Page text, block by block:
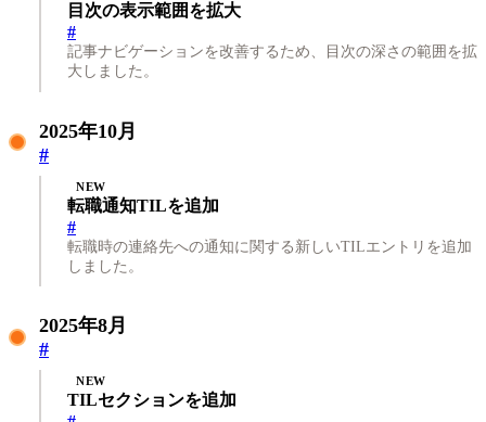
目次の表示範囲を拡大
#
記事ナビゲーションを改善するため、目次の深さの範囲を拡
大しました。
2025年10月
#
NEW
転職通知TILを追加
#
転職時の連絡先への通知に関する新しいTILエントリを追加
しました。
2025年8月
#
NEW
TILセクションを追加